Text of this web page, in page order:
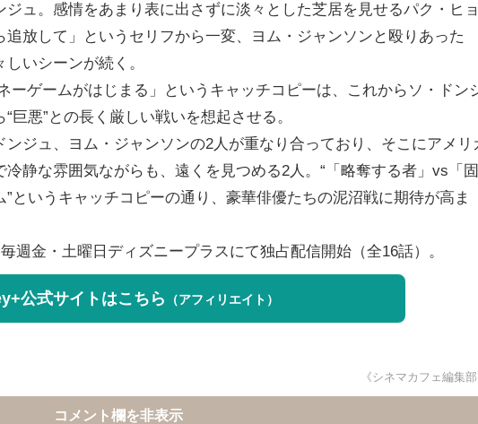
ュ。感情をあまり表に出さずに淡々とした芝居を見せるパク・ヒ
放して」というセリフから一変、ヨム・ジャンソンと殴りあった
いシーンが続く。
ーゲームがはじまる」というキャッチコピーは、これからソ・ドン
巨悪”との長く厳しい戦いを想起させる。
ジュ、ヨム・ジャンソンの2人が重なり合っており、そこにアメリ
冷静な雰囲気ながらも、遠くを見つめる2人。“「略奪する者」vs「固
というキャッチコピーの通り、豪華俳優たちの泥沼戦に期待が高ま
週金・土曜日ディズニープラスにて独占配信開始（全16話）。
公式サイトはこちら （アフィリエイト）
《シネマカフェ編集
コメント欄を非表示